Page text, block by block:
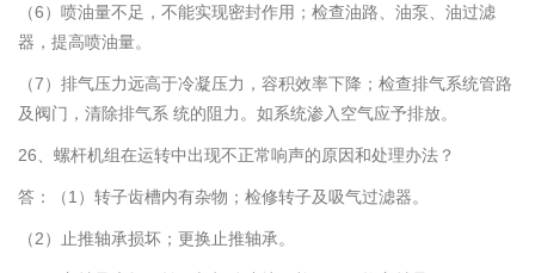
（6）喷油量不足，不能实现密封作用；检查油路、油泵、油过滤
器，提高喷油量。
（7）排气压力远高于冷凝压力，容积效率下降；检查排气系统管路
及阀门，清除排气系 统的阻力。如系统渗入空气应予排放。
26、螺杆机组在运转中出现不正常响声的原因和处理办法？
答：（1）转子齿槽内有杂物；检修转子及吸气过滤器。
（2）止推轴承损坏；更换止推轴承。